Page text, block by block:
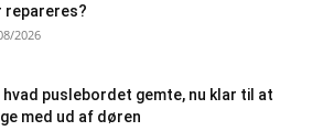
repareres?
2026
puslebordet gemte, nu klar til at
med ud af døren